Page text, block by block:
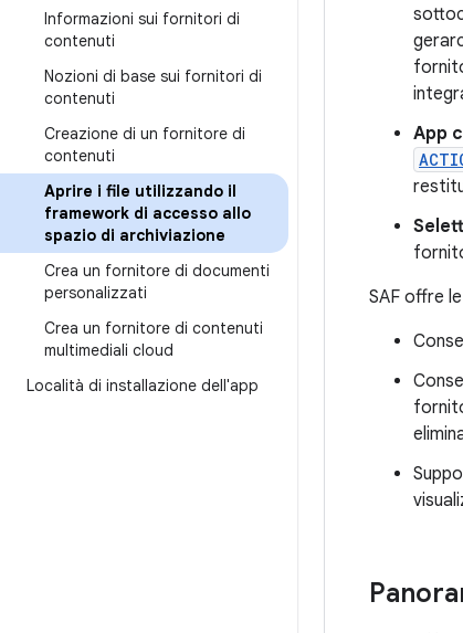
Informazioni sui fornitori di
contenuti
Nozioni di base sui fornitori di
contenuti
Creazione di un fornitore di
contenuti
Aprire i file utilizzando il
framework di accesso allo
spazio di archiviazione
Crea un fornitore di documenti
personalizzati
Crea un fornitore di contenuti
multimediali cloud
Località di installazione dell'app
App
SAF offre